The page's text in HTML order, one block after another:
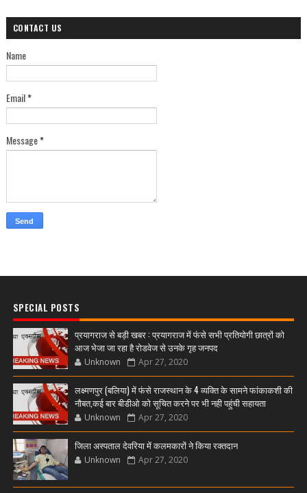
CONTACT US
Name
Email*
Message*
SPECIAL POSTS
प्रयागराज से बड़ी खबर : प्रयागराज में फंसे सभी प्रतियोगी छात्रों को
आज भेजा जा रहा है रोडवेज से उनके गृह जनपद
Unknown Apr 27, 2020
लक्ष्मणपुर (बलिया) में फंसे राजस्थान के 4 व्यक्ति के सामने फांकाकशी की
नौबत,कई बार बीडीओ को सूचित करने पर भी नही पहुंची सहायता
Unknown Apr 27, 2020
जिला अस्पताल देवरिया में कलमकारों ने किया रक्तदान
Unknown Apr 27, 2020